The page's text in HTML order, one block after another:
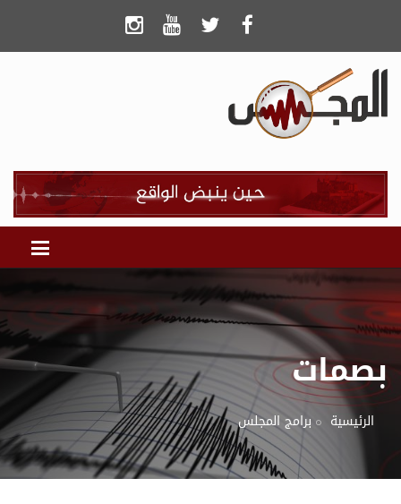
بصمات
الرئيسية برامج المجلس